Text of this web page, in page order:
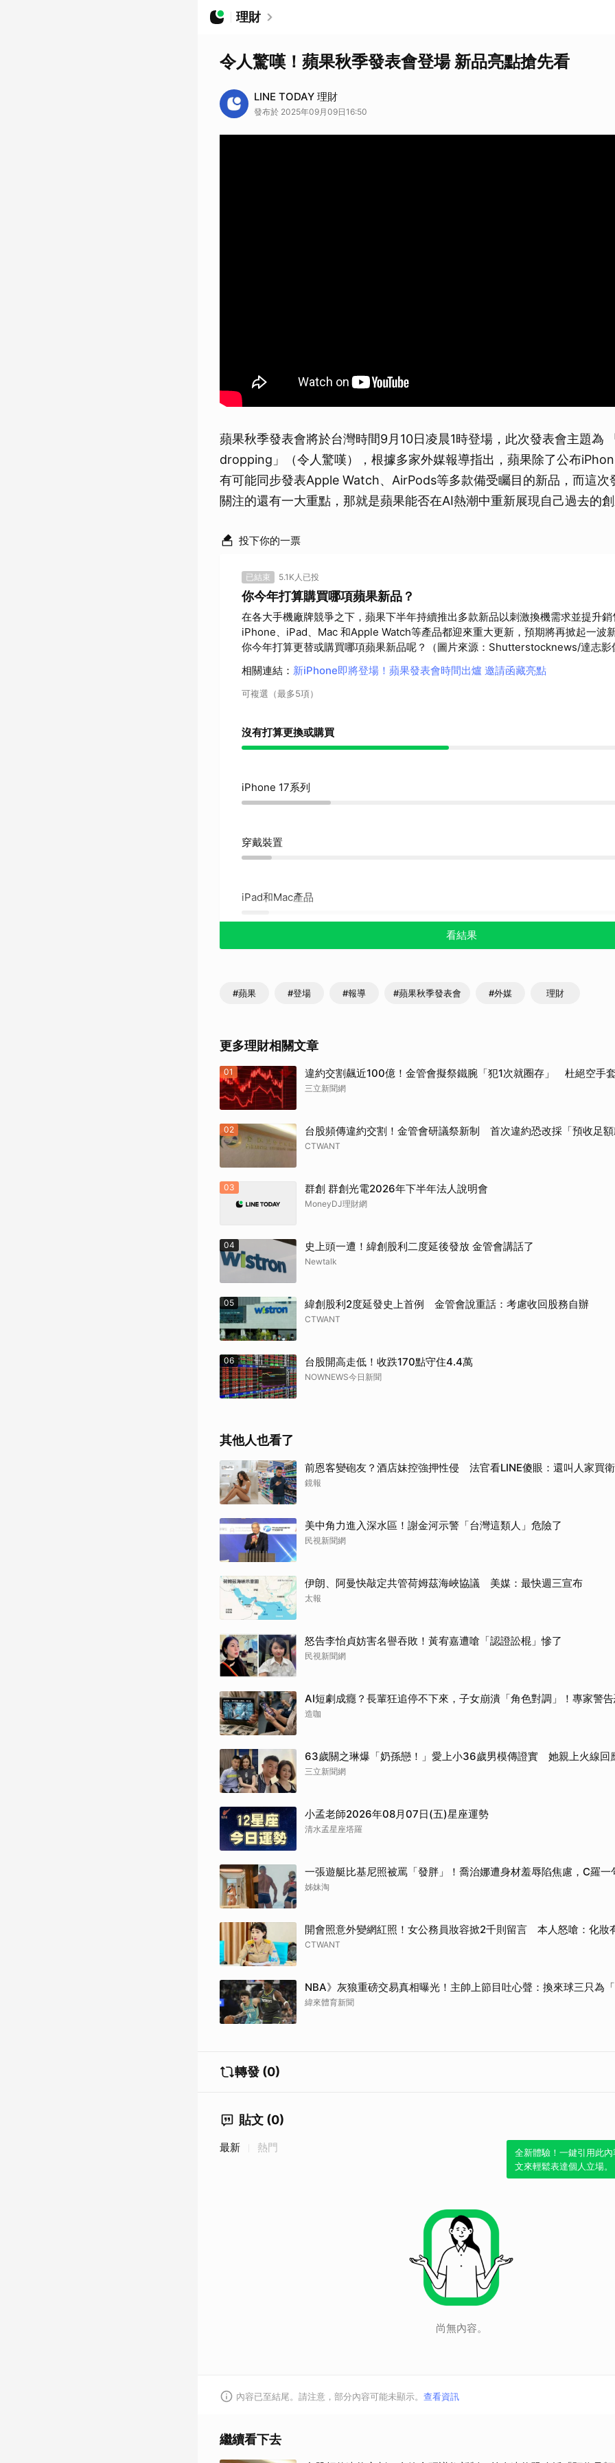
理財
令人驚嘆！蘋果秋季發表會登場 新品亮點搶先看
LINE TODAY 理財
發布於 2025年09月09日16:50
蘋果秋季發表會將於台灣時間9月10日凌晨1時登場，此次發表會主題為
dropping」（令人驚嘆），根據多家外媒報導指出，蘋果除了公布
有可能同步發表Apple Watch、AirPods等多款備受矚目的新品，而這次
關注的還有一大重點，那就是蘋果能否在AI熱潮中重新展現自己過去的
投下你的一票
已結束 5.1K人已投
你今年打算購買哪項蘋果新品？
在各大手機廠牌競爭之下，蘋果下半年持續推出多款新品以刺激換機需求並提升
iPhone、iPad、Mac 和Apple Watch等產品都迎來重大更新，預期將再掀起一波
你今年打算更替或購買哪項蘋果新品呢？（圖片來源：Shutterstocknews/達志影
相關連結 ： 新iPhone即將登場！蘋果發表會時間出爐 邀請函藏亮點
可複選（最多5項）
沒有打算更換或購買
iPhone 17系列
穿戴裝置
iPad和Mac產品
看結果
#蘋果 #登場 #報導 #蘋果秋季發表會 #外媒 理財
更多理財相關文章
01 違約交割飆近100億！金管會擬祭鐵腕「犯1次就圈存」 杜絕空手
三立新聞網
02 台股頻傳違約交割！金管會研議祭新制 首次違約恐改採「預收足
CTWANT
03 群創 群創光電2026年下半年法人說明會
MoneyDJ理財網
04 史上頭一遭！緯創股利二度延後發放 金管會講話了
Newtalk
05 緯創股利2度延發史上首例 金管會說重話：考慮收回股務自辦
CTWANT
06 台股開高走低！收跌170點守住4.4萬
NOWNEWS今日新聞
其他人也看了
前恩客變砲友？酒店妹控強押性侵 法官看LINE傻眼：還叫人家買
鏡報
美中角力進入深水區！謝金河示警「台灣這類人」危險了
民視新聞網
伊朗、阿曼快敲定共管荷姆茲海峽協議 美媒：最快週三宣布
太報
怒告李怡貞妨害名譽吞敗！黃宥嘉遭嗆「認證訟棍」慘了
民視新聞網
AI短劇成癮？長輩狂追停不下來，子女崩潰「角色對調」！專家警
造咖
63歲關之琳爆「奶孫戀！」愛上小36歲男模傳證實 她親上火線回
三立新聞網
小孟老師2026年08月07日(五)星座運勢
清水孟星座塔羅
一張遊艇比基尼照被罵「發胖」！喬治娜遭身材羞辱陷焦慮，C羅一
姊妹淘
開會照意外變網紅照！女公務員妝容掀2千則留言 本人怒嗆：化妝
CTWANT
NBA》灰狼重磅交易真相曝光！主帥上節目吐心聲：換來球三只為
緯來體育新聞
轉發 (0)
貼文 (0)
全新體驗！一鍵引用此
文來輕鬆表達個人立場。
最新 熱門
尚無內容。
內容已至結尾。請注意，部分內容可能未顯示。 查看資訊
繼續看下去